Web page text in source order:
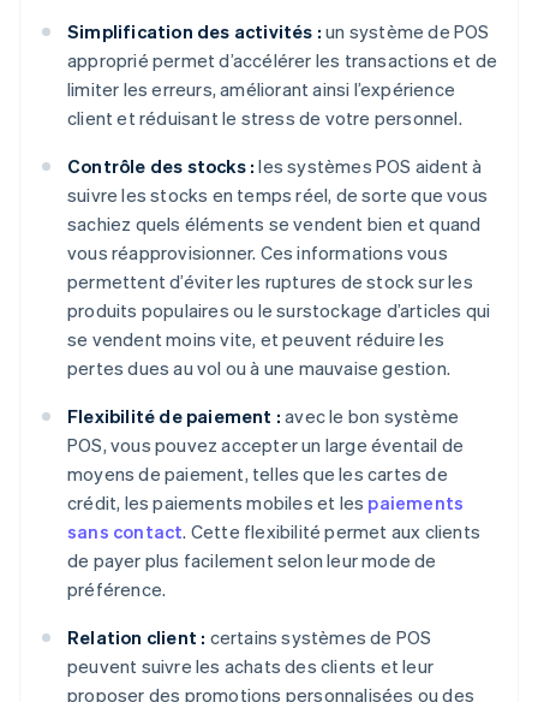
Simplification des activités : un système de POS
approprié permet d’accélérer les transactions et de
limiter les erreurs, améliorant ainsi l’expérience
client et réduisant le stress de votre personnel.
Contrôle des stocks : les systèmes POS aident à
suivre les stocks en temps réel, de sorte que vous
sachiez quels éléments se vendent bien et quand
vous réapprovisionner. Ces informations vous
permettent d’éviter les ruptures de stock sur les
produits populaires ou le surstockage d’articles qui
se vendent moins vite, et peuvent réduire les
pertes dues au vol ou à une mauvaise gestion.
Flexibilité de paiement : avec le bon système
POS, vous pouvez accepter un large éventail de
moyens de paiement, telles que les cartes de
crédit, les paiements mobiles et les paiements
sans contact. Cette flexibilité permet aux clients
de payer plus facilement selon leur mode de
préférence.
Relation client : certains systèmes de POS
peuvent suivre les achats des clients et leur
proposer des promotions personnalisées ou des